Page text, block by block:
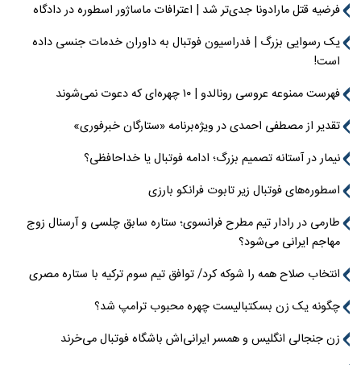
فرضیه قتل مارادونا جدی‌تر شد | اعترافات ماساژور اسطوره در دادگاه
یک رسوایی بزرگ | فدراسیون فوتبال به داوران خدمات جنسی داده
است!
فهرست ممنوعه عروسی رونالدو | ۱۰ چهره‌ای که دعوت نمی‌شوند
تقدیر از مصطفی احمدی در ویژه‌برنامه «ستارگان خبرفوری»
نیمار در آستانه تصمیم بزرگ؛ ادامه فوتبال یا خداحافظی؟
اسطوره‌های فوتبال زیر تابوت فرانکو بارزی
طارمی در رادار تیم مطرح فرانسوی؛ ستاره سابق چلسی و آرسنال زوج
مهاجم ایرانی می‌شود؟
انتخاب صلاح همه را شوکه کرد/ توافق تیم سوم ترکیه با ستاره مصری
چگونه یک زن بسکتبالیست چهره محبوب ترامپ شد؟
زن جنجالی انگلیس و همسر ایرانی‌اش باشگاه فوتبال می‌خرند